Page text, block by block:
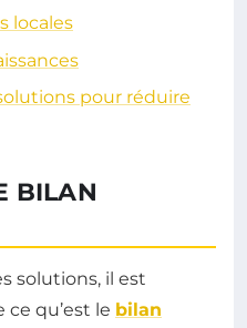
locales
pour réduire
BILAN
solutions, il est
qu’est le bilan